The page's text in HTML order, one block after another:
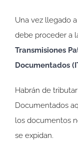
Una vez llegado
debe proceder a
Transmisiones
Documentados
Habrán de
Documentados
los documentos
se expidan.